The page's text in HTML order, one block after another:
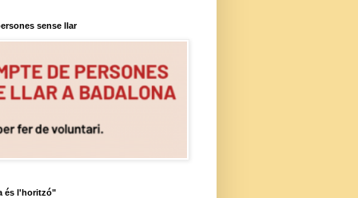
sense llar
és l'horitzó"